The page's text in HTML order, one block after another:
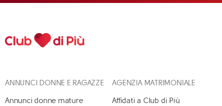
ANNUNCI DONNE E RAGAZZE
Annunci donne mature
AGENZIA MATRIMONIALE
Affidati a Club di Più